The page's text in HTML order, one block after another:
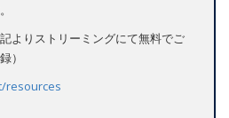
よりストリーミングにて無料でご
）
resources